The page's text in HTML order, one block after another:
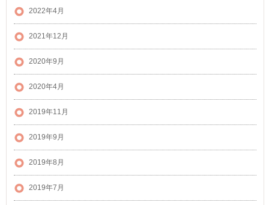
2022年4月
2021年12月
2020年9月
2020年4月
2019年11月
2019年9月
2019年8月
2019年7月